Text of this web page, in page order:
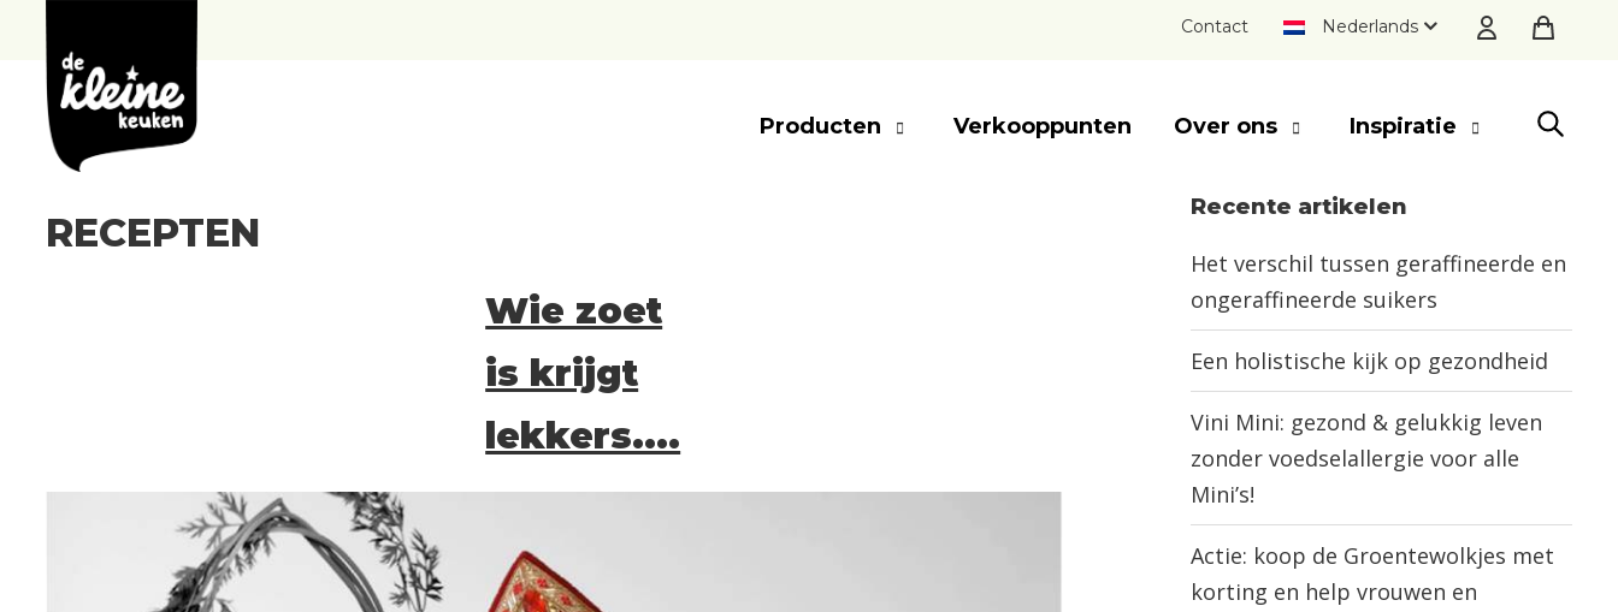
Contact Nederlands
Kleine
Keuken
Producten Verkooppunten Over ons Inspiratie
SLUITEN
RECEPTEN
Wie zoet
is krijgt
lekkers....
Recente artikelen
Het verschil tussen geraffineerde en
ongeraffineerde suikers
Een holistische kijk op gezondheid
Vini Mini: gezond & gelukkig leven
zonder voedselallergie voor alle
Mini’s!
Actie: koop de Groentewolkjes met
korting en help vrouwen en